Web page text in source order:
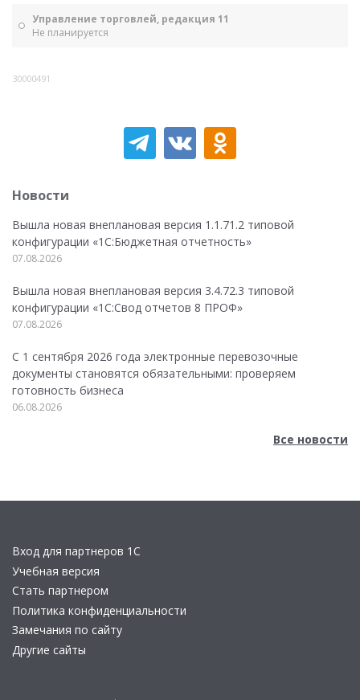
Управление торговлей, редакция 11
Не планируется
30000491
Новости
Вышла новая внеплановая версия 1.1.71.2 типовой
конфигурации «1C:Бюджетная отчетность»
07.08.2026
Вышла новая внеплановая версия 3.4.72.3 типовой
конфигурации «1C:Свод отчетов 8 ПРОФ»
07.08.2026
С 1 сентября 2026 года электронные перевозочные
документы становятся обязательными: проверяем
готовность бизнеса
06.08.2026
Все новости
Вход для партнеров 1С
Учебная версия
Стать партнером
Политика конфиденциальности
Замечания по сайту
Другие сайты